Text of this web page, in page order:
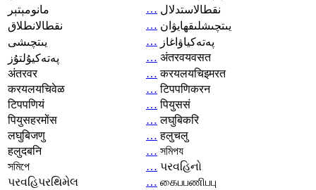
مانومېتېر
… نقطالاستدلال
نقطالانطلاق
… يىتچىشلىقھايۋان
يىتچىشى
… پەتەكياۋاغاز
پەتەكيۇلتۇز
… अंतरवयवसत
अंतरवर
… करयलयचिइमरत
करयलयचिवेळ
… टिपपणिकरन
टिपपणियं
… पियुससं
पियुसहरमोंस
… लघुबिकरि
लघुबिजणु
… हलुचलु
हलुदबनि
… সমিপয
সমিপে
… પરવહિનો
પરવહિપરથિમેલ
… கைபபணிபபு